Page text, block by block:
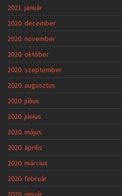
2021. január
2020. december
2020. november
2020. október
2020. szeptember
2020. augusztus
2020. július
2020. június
2020. május
2020. április
2020. március
2020. február
2020. január